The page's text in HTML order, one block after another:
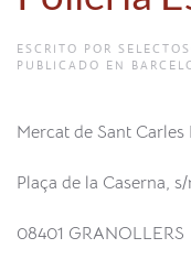
ESCRITO POR
PUBLICADO EN
Mercat de Sant Carles
Plaça de la Caserna, s/
08401 GRANOLLERS